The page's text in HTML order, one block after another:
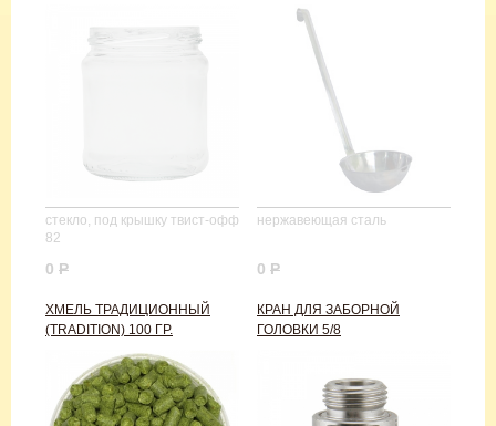
стекло, под крышку твист-офф
82
0 Р
нержавеющая сталь
0 Р
ХМЕЛЬ ТРАДИЦИОННЫЙ
(TRADITION) 100 ГР.
КРАН ДЛЯ ЗАБОРНОЙ
ГОЛОВКИ 5/8